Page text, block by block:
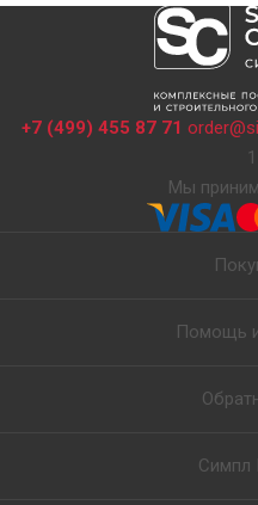
+7 (499) 455 87 71
Мы
Помощь
Симпл